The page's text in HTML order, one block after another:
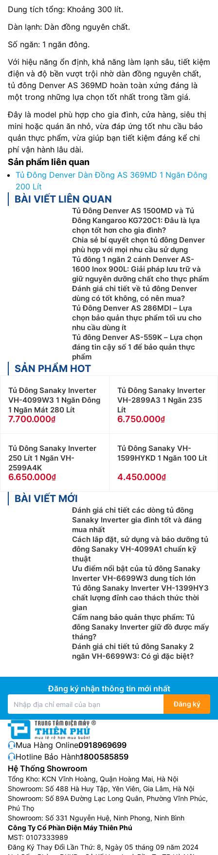
Dung tích tổng: Khoảng 300 lít.
Dàn lạnh: Dàn đồng nguyên chất.
Số ngăn: 1 ngăn đông.
Với hiệu năng ổn định, khả năng làm lạnh sâu, tiết kiệm
điện và độ bền vượt trội nhờ dàn đồng nguyên chất,
tủ đông Denver AS 369MD hoàn toàn xứng đáng là
một trong những lựa chọn tốt nhất trong tầm giá.
Đây là model phù hợp cho gia đình, cửa hàng, siêu thị
mini hoặc quán ăn nhỏ, vừa đáp ứng tốt nhu cầu bảo
quản thực phẩm, vừa giúp bạn tiết kiệm đáng kể chi
phí vận hành lâu dài.
Sản phẩm liên quan
Tủ Đông Denver Dàn Đồng AS 369MD 1 Ngăn Đông
200 Lít
BÀI VIẾT LIÊN QUAN
Tủ Đông Denver AS 1500MD và Tủ
Đông Kangaroo KG720C1: Đâu là lựa
chọn tốt hơn cho gia đình?
Chia sẻ bí quyết chọn tủ đông Denver
phù hợp với mọi nhu cầu sử dụng
Tủ đông 1 ngăn 2 cánh Denver AS-
1600 Inox 900L: Giải pháp lưu trữ và
giữ nguyên dưỡng chất cho thực phẩm
Đánh giá chi tiết về tủ đông Denver
dùng có tốt không, có nên mua?
Tủ Đông Denver AS 286MDI – Lựa
chọn bảo quản thực phẩm tối ưu cho
nhu cầu dùng ít
Tủ đông Denver AS-559K – Lựa chọn
đáng tin cậy số 1 để bảo quản thực
phẩm
SẢN PHẨM HOT
Tủ Đông Sanaky Inverter
VH-4099W3 1 Ngăn Đông
1 Ngăn Mát 280 Lít
7.700.000
Tủ Đông Sanaky Inverter
VH-2899A3 1 Ngăn 235
Lít
6.750.000
Tủ Đông Sanaky Inverter
250 Lít 1 Ngăn VH-
2599A4K
6.650.000
Tủ Đông Sanaky VH-
1599HYKD 1 Ngăn 100 Lít
4.450.000
BÀI VIẾT MỚI
Đánh giá chi tiết các dòng tủ đông
Sanaky Inverter gia đình tốt và đáng
mua nhất
Cách lắp đặt, sử dụng và bảo dưỡng tủ
đông Sanaky VH-4099A1 chuẩn kỹ
thuật
Ưu điểm nổi bật của tủ đông Sanaky
Inverter VH-6699W3 dung tích lớn
Tủ đông Sanaky Inverter VH-1399HY3
chất lượng đỉnh cao thách thức thời
gian
Cẩm nang bảo quản thực phẩm: Tủ
đông Sanaky Inverter giữ đồ được mấy
tháng?
Đánh giá chi tiết tủ đông Sanaky 2
ngăn VH-6699W3: Có gì đặc biệt?
Đăng ký nhận thông tin mới nhất
Đăng ký
Mua Hàng Online:0918969699
Hotline Bảo Hành:1800585859
Hệ Thống Showroom
Tổng Kho: KCN Vĩnh Hoàng, Quận Hoàng Mai, Hà Nội
Showroom: Số 488 Hà Huy Tập, Yên Viên, Gia Lâm, Hà Nội
Showroom: Số 89A Đường Lạc Long Quân, Phường Vĩnh Phúc,
Phú Thọ
Showroom: Số 331 Nguyễn Huệ, Ninh Phong, Ninh Bình
Công Ty Cổ Phần Điện Máy Thiên Phú
MST: 0107333989
Đăng Ký Thay Đổi Lần Thứ: 8, Ngày 05 tháng 09 năm 2024